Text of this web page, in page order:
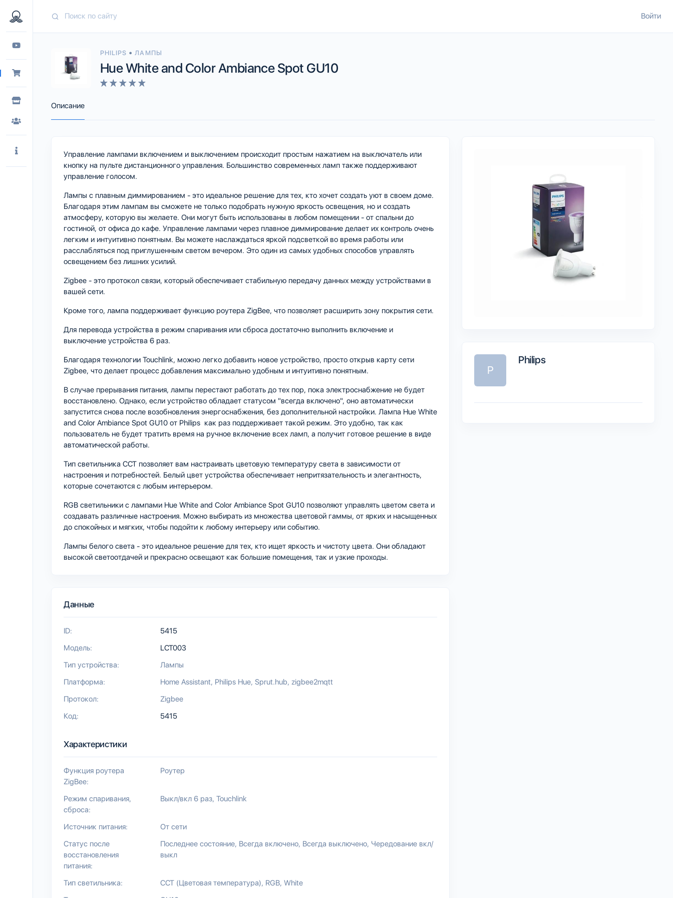
Войти
PHILIPS • ЛАМПЫ
Hue White and Color Ambiance Spot GU10
Описание
Управление лампами включением и выключением происходит простым нажатием на выключатель или
кнопку на пульте дистанционного управления. Большинство современных ламп также поддерживают
управление голосом.
Лампы с плавным диммированием - это идеальное решение для тех, кто хочет создать уют в своем доме.
Благодаря этим лампам вы сможете не только подобрать нужную яркость освещения, но и создать
атмосферу, которую вы желаете. Они могут быть использованы в любом помещении - от спальни до
гостиной, от офиса до кафе. Управление лампами через плавное диммирование делает их контроль очень
легким и интуитивно понятным. Вы можете наслаждаться яркой подсветкой во время работы или
расслабляться под приглушенным светом вечером. Это один из самых удобных способов управлять
освещением без лишних усилий.
Zigbee - это протокол связи, который обеспечивает стабильную передачу данных между устройствами в
вашей сети.
Кроме того, лампа поддерживает функцию роутера ZigBee, что позволяет расширить зону покрытия сети.
Для перевода устройства в режим спаривания или сброса достаточно выполнить включение и
выключение устройства 6 раз.
Благодаря технологии Touchlink, можно легко добавить новое устройство, просто открыв карту сети
Zigbee, что делает процесс добавления максимально удобным и интуитивно понятным.
В случае прерывания питания, лампы перестают работать до тех пор, пока электроснабжение не будет
восстановлено. Однако, если устройство обладает статусом "всегда включено", оно автоматически
запустится снова после возобновления энергоснабжения, без дополнительной настройки. Лампа Hue White
and Color Ambiance Spot GU10 от Philips как раз поддерживает такой режим. Это удобно, так как
пользователь не будет тратить время на ручное включение всех ламп, а получит готовое решение в виде
автоматической работы.
Тип светильника CCT позволяет вам настраивать цветовую температуру света в зависимости от
настроения и потребностей. Белый цвет устройства обеспечивает непритязательность и элегантность,
которые сочетаются с любым интерьером.
RGB светильники с лампами Hue White and Color Ambiance Spot GU10 позволяют управлять цветом света и
создавать различные настроения. Можно выбирать из множества цветовой гаммы, от ярких и насыщенных
до спокойных и мягких, чтобы подойти к любому интерьеру или событию.
Лампы белого света - это идеальное решение для тех, кто ищет яркость и чистоту цвета. Они обладают
высокой светоотдачей и прекрасно освещают как большие помещения, так и узкие проходы.
Данные
ID:
5415
Модель:
LCT003
Тип устройства:
Лампы
Платформа:
Home Assistant Philips Hue Sprut.hub zigbee2mqtt
Протокол:
Zigbee
Код:
5415
Характеристики
Функция роутера
ZigBee:
Роутер
Режим спаривания,
сброса:
Выкл/вкл 6 раз Touchlink
Источник питания:
От сети
Статус после
восстановления
питания:
Последнее состояние Всегда включено Всегда выключено Чередование вкл/
выкл
Тип светильника: CCT (Цветовая температура) RGB White
P
Philips